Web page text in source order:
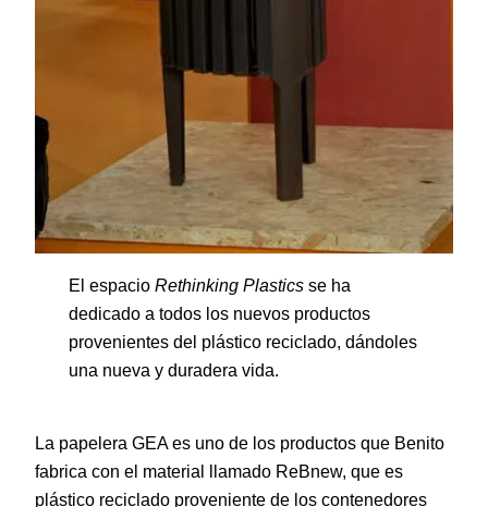
El espacio Rethinking Plasticsse ha
dedicado a todos los nuevos productos
provenientes del plástico reciclado, dándoles
una nueva y duradera vida.
La papelera GEA es uno de los productos que Benito
fabrica con el material llamado ReBnew, que es
plástico reciclado proveniente de los contenedores